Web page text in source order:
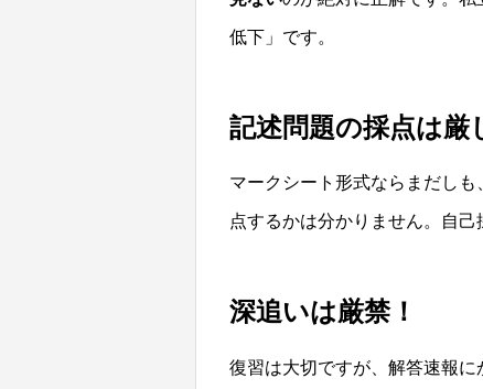
低下」です。
記述問題の採点は厳
マークシート形式ならまだし
点するかは分かりません。自
深追いは厳禁！
復習は大切ですが、解答速報に